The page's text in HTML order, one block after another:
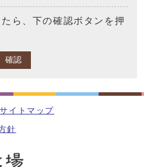
ら、下の確認ボタンを押
確認
サイトマップ
針